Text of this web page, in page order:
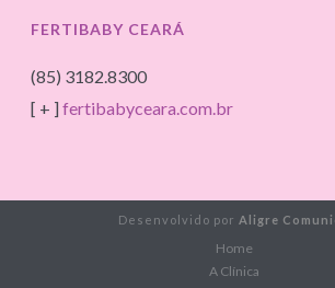
FERTIBABY CEARÁ
(85) 3182.8300
[ + ]fertibabyceara.com.br
Desenvolvido por Aligre
Home
A Clínica